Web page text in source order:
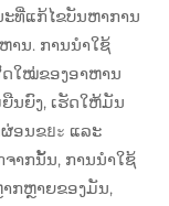
ທີ່ແກ້ໄຂບັນຫາການ
ານ. ການນໍາໃຊ້
ໃໝ່ຂອງອາຫານ
ນຍົງ, ເຮັດໃຫ້ມັນ
ອນຂยะ ແລະ
າກນັ້ນ, ການນໍາໃຊ້
າກຫຼາຍຂອງມັນ,